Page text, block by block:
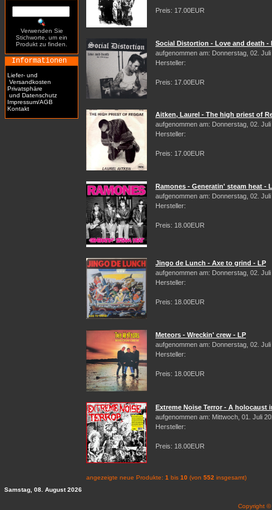
Verwenden Sie
Stichworte, um ein
Produkt zu finden.
Informationen
Liefer- und
Versandkosten
Privatsphäre
und Datenschutz
Impressum/AGB
Kontakt
Preis: 17.00EUR
Social Distortion - Love and death -
aufgenommen am: Donnerstag, 02. Juli
Hersteller:
Preis: 17.00EUR
Aitken, Laurel - The high priest of
aufgenommen am: Donnerstag, 02. Juli
Hersteller:
Preis: 17.00EUR
Ramones - Generatin' steam heat -
aufgenommen am: Donnerstag, 02. Juli
Hersteller:
Preis: 18.00EUR
Jingo de Lunch - Axe to grind - LP
aufgenommen am: Donnerstag, 02. Juli
Hersteller:
Preis: 18.00EUR
Meteors - Wreckin' crew - LP
aufgenommen am: Donnerstag, 02. Juli
Hersteller:
Preis: 18.00EUR
Extreme Noise Terror - A holocaust
aufgenommen am: Mittwoch, 01. Juli
Hersteller:
Preis: 18.00EUR
angezeigte neue Produkte: 1 bis 10 (von 552 insgesamt)
Samstag, 08. August 2026
Copyright